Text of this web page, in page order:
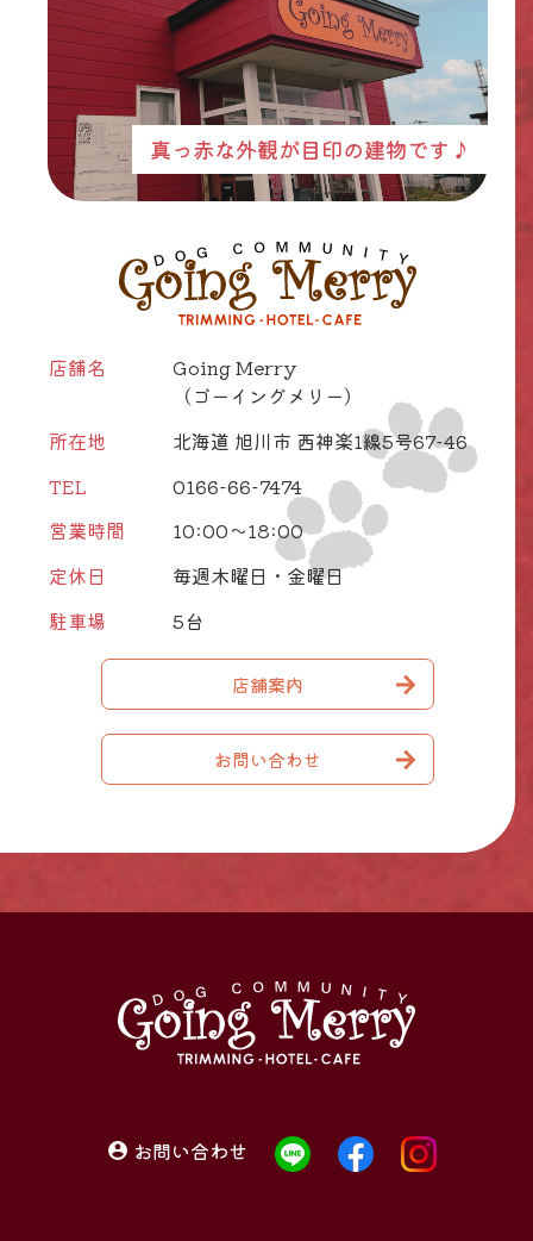
真っ赤な外観が目印の建物です♪
店舗名
Going Merry
（ゴーイングメリー）
所在地
北海道 旭川市 西神楽1線5号67-46
TEL
0166-66-7474
営業時間
10:00～18:00
定休日
毎週木曜日・金曜日
駐車場
5台
店舗案内
お問い合わせ
お問い合わせ